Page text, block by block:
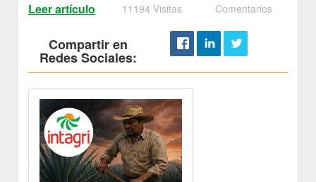
Leer artículo 11194 Visitas Comentarios
Compartir en
Redes Sociales: